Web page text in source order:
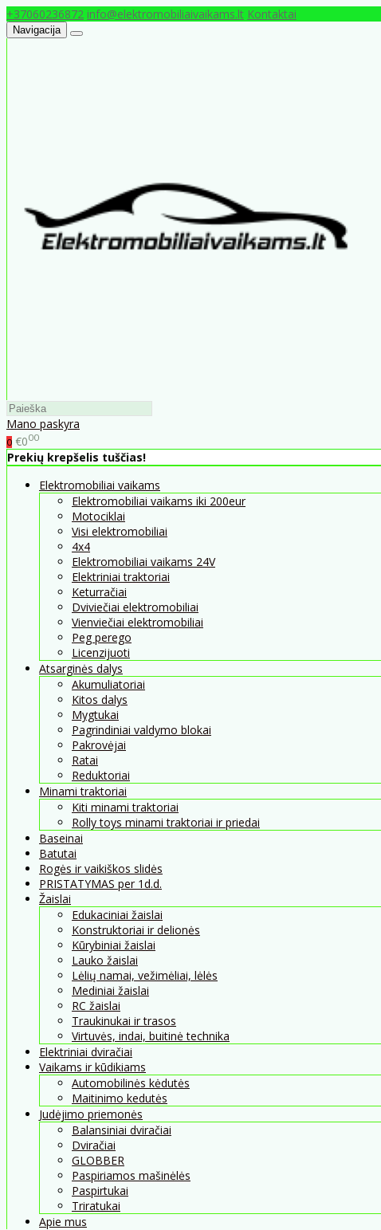
+37060236872 info@elektromobiliaivaikams.lt Kontaktai
Navigacija
Mano paskyra
0 €000
Prekių krepšelis tuščias!
Elektromobiliai vaikams
Elektromobiliai vaikams iki 200eur
Motociklai
Visi elektromobiliai
4x4
Elektromobiliai vaikams 24V
Elektriniai traktoriai
Keturračiai
Dviviečiai elektromobiliai
Vienviečiai elektromobiliai
Peg perego
Licenzijuoti
Atsarginės dalys
Akumuliatoriai
Kitos dalys
Mygtukai
Pagrindiniai valdymo blokai
Pakrovėjai
Ratai
Reduktoriai
Minami traktoriai
Kiti minami traktoriai
Rolly toys minami traktoriai ir priedai
Baseinai
Batutai
Rogės ir vaikiškos slidės
PRISTATYMAS per 1d.d.
Žaislai
Edukaciniai žaislai
Konstruktoriai ir delionės
Kūrybiniai žaislai
Lauko žaislai
Lėlių namai, vežimėliai, lėlės
Mediniai žaislai
RC žaislai
Traukinukai ir trasos
Virtuvės, indai, buitinė technika
Elektriniai dviračiai
Vaikams ir kūdikiams
Automobilinės kėdutės
Maitinimo kedutės
Judėjimo priemonės
Balansiniai dviračiai
Dviračiai
GLOBBER
Paspiriamos mašinėlės
Paspirtukai
Triratukai
Apie mus